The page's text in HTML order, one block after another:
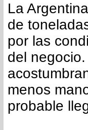
La
de
por las
del
menos
probable